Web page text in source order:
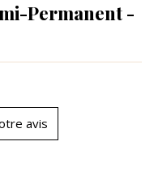
Permanent -
avis